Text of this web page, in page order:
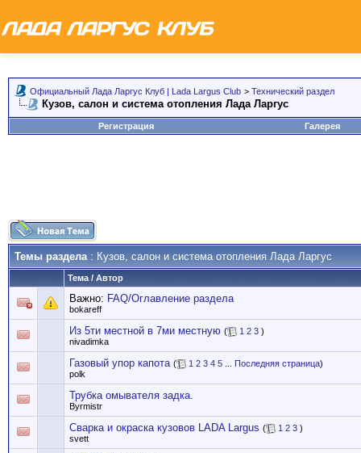
Официальный Лада Ларгус Клуб | Lada Largus Club > Технический раздел
Кузов, салон и система отопления Лада Ларгус
Регистрация Галерея
Темы раздела: Кузов, салон и система отопления Лада Ларгус
Тема / Автор
Важно: FAQ/Оглавление раздела
bokareff
Из 5ти местной в 7ми местную ( 1 2 3 )
nivadimka
Газовый упор капота ( 1 2 3 4 5 Последняя страница)
polk
Трубка омывателя задка.
Byrmistr
Сварка и окраска кузовов LADA Largus ( 1 2 3 )
svett